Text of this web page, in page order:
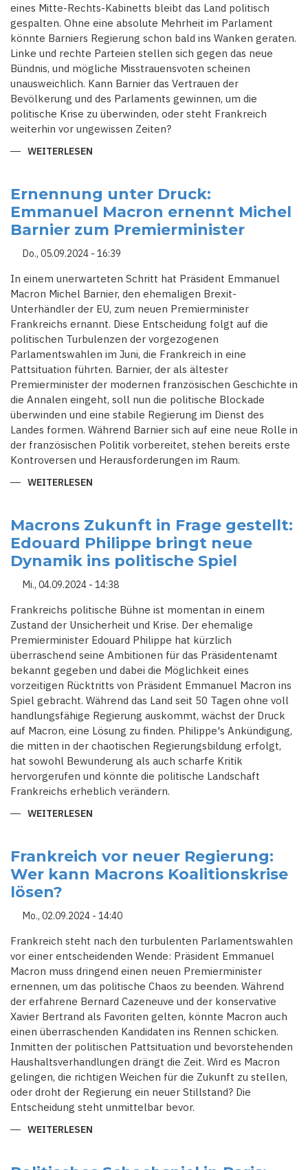
eines Mitte-Rechts-Kabinetts bleibt das Land politisch
gespalten. Ohne eine absolute Mehrheit im Parlament
könnte Barniers Regierung schon bald ins Wanken geraten.
Linke und rechte Parteien stellen sich gegen das neue
Bündnis, und mögliche Misstrauensvoten scheinen
unausweichlich. Kann Barnier das Vertrauen der
Bevölkerung und des Parlaments gewinnen, um die
politische Krise zu überwinden, oder steht Frankreich
weiterhin vor ungewissen Zeiten?
WEITERLESEN
VON
MISSTRAUEN
UMGEBEN:
BARNIERS
KABINETT
STEHT
VOR
GROSSEN H
Ernennung unter Druck:
Emmanuel Macron ernennt Michel
Barnier zum Premierminister
Do., 05.09.2024 - 16:39
In einem unerwarteten Schritt hat Präsident Emmanuel
Macron Michel Barnier, den ehemaligen Brexit-
Unterhändler der EU, zum neuen Premierminister
Frankreichs ernannt. Diese Entscheidung folgt auf die
politischen Turbulenzen der vorgezogenen
Parlamentswahlen im Juni, die Frankreich in eine
Pattsituation führten. Barnier, der als ältester
Premierminister der modernen französischen Geschichte in
die Annalen eingeht, soll nun die politische Blockade
überwinden und eine stabile Regierung im Dienst des
Landes formen. Während Barnier sich auf eine neue Rolle in
der französischen Politik vorbereitet, stehen bereits erste
Kontroversen und Herausforderungen im Raum.
WEITERLESEN
EMMANUEL
MACRON
ERNENNT
MICHEL
BARNIER
ZUM
PREMIERMINISTER
Macrons Zukunft in Frage gestellt:
Edouard Philippe bringt neue
Dynamik ins politische Spiel
Mi., 04.09.2024 - 14:38
Frankreichs politische Bühne ist momentan in einem
Zustand der Unsicherheit und Krise. Der ehemalige
Premierminister Edouard Philippe hat kürzlich
überraschend seine Ambitionen für das Präsidentenamt
bekannt gegeben und dabei die Möglichkeit eines
vorzeitigen Rücktritts von Präsident Emmanuel Macron ins
Spiel gebracht. Während das Land seit 50 Tagen ohne voll
handlungsfähige Regierung auskommt, wächst der Druck
auf Macron, eine Lösung zu finden. Philippe's Ankündigung,
die mitten in der chaotischen Regierungsbildung erfolgt,
hat sowohl Bewunderung als auch scharfe Kritik
hervorgerufen und könnte die politische Landschaft
Frankreichs erheblich verändern.
WEITERLESEN
FRAGE
GESTELLT:
EDOUARD
PHILIPPE
DYNAMIK
INS
SPIEL
Frankreich vor neuer Regierung:
Wer kann Macrons Koalitionskrise
lösen?
Mo., 02.09.2024 - 14:40
Frankreich steht nach den turbulenten Parlamentswahlen
vor einer entscheidenden Wende: Präsident Emmanuel
Macron muss dringend einen neuen Premierminister
ernennen, um das politische Chaos zu beenden. Während
der erfahrene Bernard Cazeneuve und der konservative
Xavier Bertrand als Favoriten gelten, könnte Macron auch
einen überraschenden Kandidaten ins Rennen schicken.
Inmitten der politischen Pattsituation und bevorstehenden
Haushaltsverhandlungen drängt die Zeit. Wird es Macron
gelingen, die richtigen Weichen für die Zukunft zu stellen,
oder droht der Regierung ein neuer Stillstand? Die
Entscheidung steht unmittelbar bevor.
WEITERLESEN